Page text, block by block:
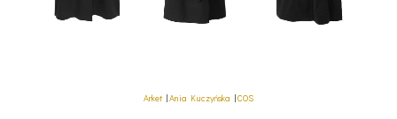
Arket Ania Kuczyńska COS